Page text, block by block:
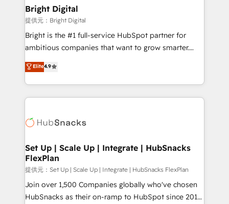
Partner 📆Founded in 1997
and chat agents, predictive automation, and smart
workflows • Salesforce + HubSpot integration •
RevOps and AI-driven sales enablement • Website
design and CMS development • ERP integration: SAP,
and CRM migration from any platform •
Client/member portals built on HubSpot • Custom
WooCommerce, BuilderTrend, and more Experience
the difference — reach out to see how AI + HubSpot
Bright Digital
提供元：Bright Digital
Bright is the #1 full-service HubSpot partner for
ambitious companies that want to grow smarter.
From HubSpot onboarding, to training, from
developing a new website to lead generation and
digital marketing; we do it all (and with great
results)! In short, our services include: - HubSpot
HubSpot development: websites, custom modules,
marketing, advertising, campaigns, content and
design We connect people, data and technology to
improve customer experiences. With our bright
people, exciting ideas and can-do mentality, we
ensure revenue growth on a daily basis. So tell us
Elite4.9
Set Up | Scale Up | Integrate | HubSnacks
FlexPlan
提供元：Set Up | Scale Up | Integrate | HubSnacks FlexPlan
Join over 1,500 Companies globally who've chosen
HubSnacks as their on-ramp to HubSpot since 2014